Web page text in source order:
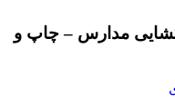
مدارس – چاپ و